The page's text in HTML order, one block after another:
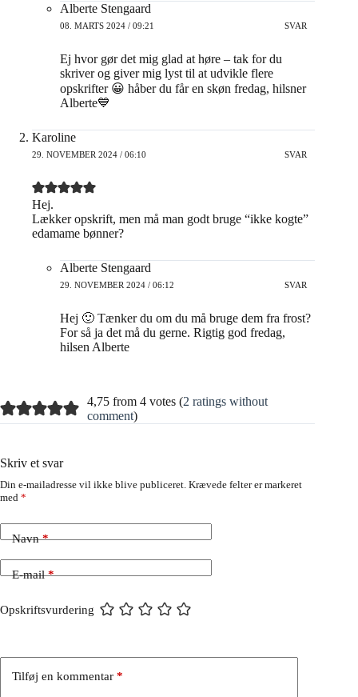
Alberte Stengaard
08. MARTS 2024 / 09:21 SVAR
Ej hvor gør det mig glad at høre – tak for du
skriver og giver mig lyst til at udvikle flere
opskrifter 😀 håber du får en skøn fredag, hilsner
Alberte💙
Karoline
29. NOVEMBER 2024 / 06:10 SVAR
Hej.
Lækker opskrift, men må man godt bruge “ikke kogte”
edamame bønner?
Alberte Stengaard
29. NOVEMBER 2024 / 06:12 SVAR
Hej 🙂 Tænker du om du må bruge dem fra frost?
For så ja det må du gerne. Rigtig god fredag,
hilsen Alberte
4,75 from 4 votes (2 ratings without
comment)
Skriv et svar
Din e-mailadresse vil ikke blive publiceret. Krævede felter er markeret
med *
Navn*
E-mail*
Opskriftsvurdering
Tilføj en kommentar *